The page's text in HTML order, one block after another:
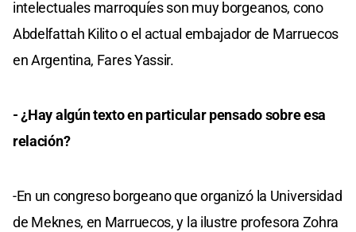
intelectuales marroquíes son muy borgeanos, cono
Abdelfattah Kilito o el actual embajador de Marruecos
en Argentina, Fares Yassir.
- ¿Hay algún texto en particular pensado sobre esa
relación?
-En un congreso borgeano que organizó la Universidad
de Meknes, en Marruecos, y la ilustre profesora Zohra